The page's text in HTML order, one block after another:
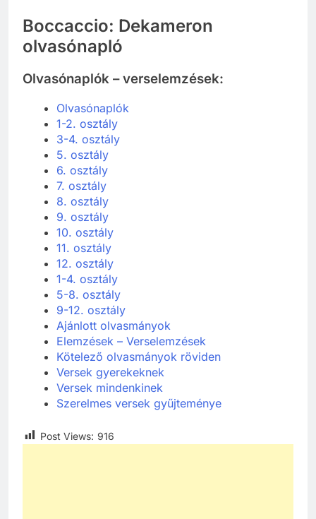
Boccaccio: Dekameron
olvasónapló
Olvasónaplók – verselemzések:
Olvasónaplók
1-2. osztály
3-4. osztály
5. osztály
6. osztály
7. osztály
8. osztály
9. osztály
10. osztály
11. osztály
12. osztály
1-4. osztály
5-8. osztály
9-12. osztály
Ajánlott olvasmányok
Elemzések – Verselemzések
Kötelező olvasmányok röviden
Versek gyerekeknek
Versek mindenkinek
Szerelmes versek gyűjteménye
Post Views: 916